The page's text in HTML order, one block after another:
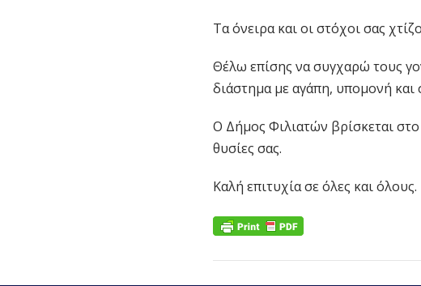
Τα όνειρα και οι στόχοι σας
Θέλω επίσης να συγχαρώ τους
διάστημα με αγάπη, υπομονή και
Ο Δήμος Φιλιατών βρίσκεται
θυσίες σας.
Καλή επιτυχία σε όλες και όλους.